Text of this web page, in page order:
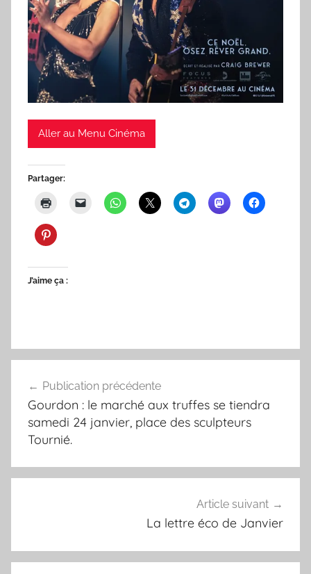
Aller au Menu Cinéma
Partager:
J’aime ça :
de
l’article
Publication précédente
Gourdon : le marché aux truffes se tiendra
samedi 24 janvier, place des sculpteurs
Tournié.
Article suivant
La lettre éco de Janvier